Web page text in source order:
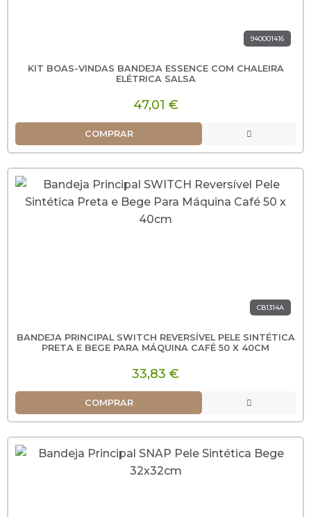
940001416
KIT BOAS-VINDAS BANDEJA ESSENCE COM CHALEIRA
ELÉTRICA SALSA
47,01 €
COMPRAR
CB1314A
BANDEJA PRINCIPAL SWITCH REVERSÍVEL PELE SINTÉTICA
PRETA E BEGE PARA MÁQUINA CAFÉ 50 X 40CM
33,83 €
COMPRAR